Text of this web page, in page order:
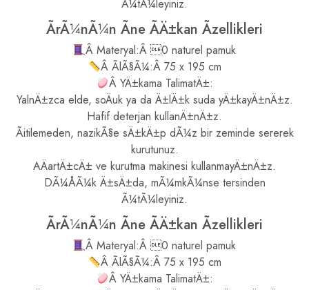
Ã¼tÃ¼leyiniz.
ÃrÃ¼nÃ¼n Ãne ÃÄ±kan Ãzellikleri
Â Materyal:Â 0 naturel pamuk
Â ÃlÃ§Ã¼:Â 75 x 195 cm
Â YÄ±kama TalimatÄ±:
YalnÄ±zca elde, soÄuk ya da Ä±lÄ±k suda yÄ±kayÄ±nÄ±z.
Hafif deterjan kullanÄ±nÄ±z.
Ãitilemeden, nazikÃ§e sÄ±kÄ±p dÃ¼z bir zeminde sererek
kurutunuz.
AÄartÄ±cÄ± ve kurutma makinesi kullanmayÄ±nÄ±z.
DÃ¼ÅÃ¼k Ä±sÄ±da, mÃ¼mkÃ¼nse tersinden
Ã¼tÃ¼leyiniz.
ÃrÃ¼nÃ¼n Ãne ÃÄ±kan Ãzellikleri
Â Materyal:Â 0 naturel pamuk
Â ÃlÃ§Ã¼:Â 75 x 195 cm
Â YÄ±kama TalimatÄ±: